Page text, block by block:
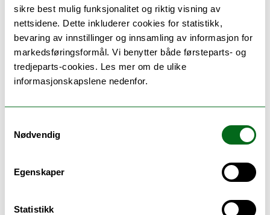
sikre best mulig funksjonalitet og riktig visning av
nettsidene. Dette inkluderer cookies for statistikk,
bevaring av innstillinger og innsamling av informasjon for
markedsføringsformål. Vi benytter både førsteparts- og
tredjeparts-cookies. Les mer om de ulike
informasjonskapslene nedenfor.
Nødvendig
Egenskaper
Statistikk
Institutt for klinisk medisin
Kontakt: